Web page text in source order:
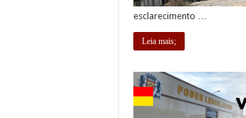
esclarecimento …
Leia mais;